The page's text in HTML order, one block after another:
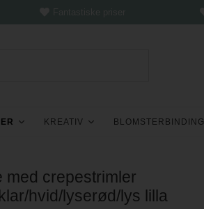
KREATIV BLOMSTERBINDING
med crepestrimler
hvid/lyserød/lys lilla